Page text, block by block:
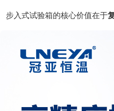
步入式试验箱的核心价值在于